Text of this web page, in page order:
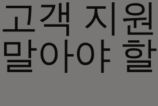
고객 지
말아야